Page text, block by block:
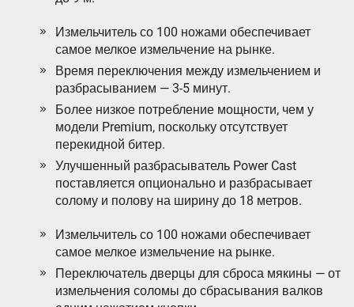
Измельчитель со 100 ножами обеспечивает
самое мелкое измельчение на рынке.
Время переключения между измельчением и
разбрасыванием — 3-5 минут.
Более низкое потребление мощности, чем у
модели Premium, поскольку отсутствует
перекидной битер.
Улучшенный разбрасыватель Power Cast
поставляется опционально и разбрасывает
солому и полову на ширину до 18 метров.
Измельчитель со 100 ножами обеспечивает
самое мелкое измельчение на рынке.
Переключатель дверцы для сброса мякины — от
измельчения соломы до сбрасывания валков